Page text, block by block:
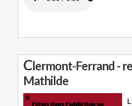
Clermont-Ferrand -
Mathilde